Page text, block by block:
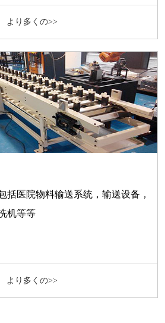
より多くの>>
括医院物料输送系统，输送设备，
机等等
より多くの>>